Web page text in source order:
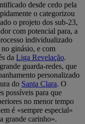
desde cedo pela
o categorizou
o projeto dos sub-23,
com potencial para, a
individualizado
ginásio, e com
da Liga Revelação.
guarda-redes, que
personalizado
do Santa Clara. O
possíveis para que
no menor tempo
é «sempre especial»
grande carinho».